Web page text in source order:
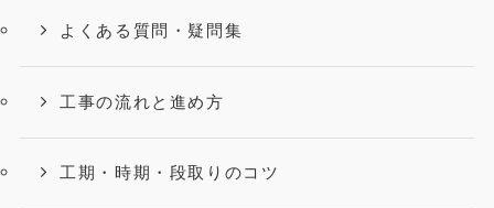
よくある質問・疑問集
工事の流れと進め方
工期・時期・段取りのコツ